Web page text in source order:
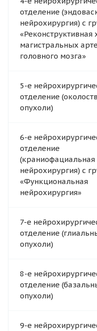
отделение
нейрохирургия) с
«Реконструктивная
магистральных
головного мозга»
5-е
отделение
опухоли)
6-е
отделение
(краниофациальная
нейрохирургия) с
«Функциональная
нейрохирургия»
7-е
отделение
опухоли)
8-е
отделение
опухоли)
9-е